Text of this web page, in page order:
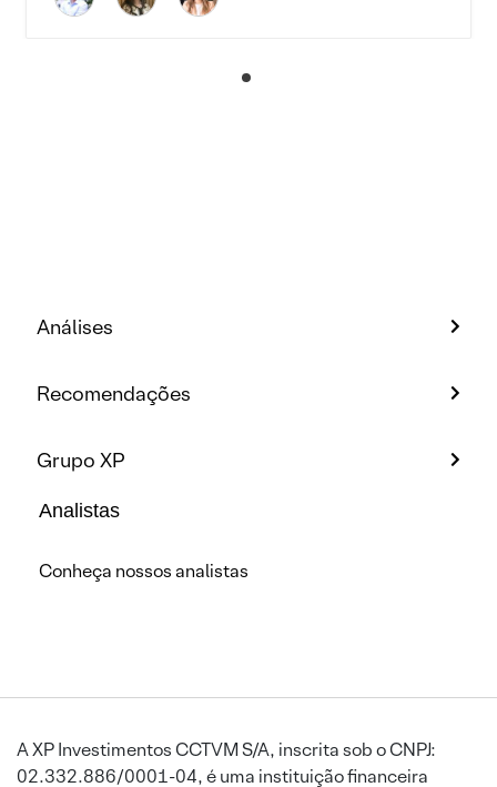
Análises
Recomendações
Grupo XP
Analistas
Conheça nossos analistas
A XP Investimentos CCTVM S/A, inscrita sob o CNPJ:
02.332.886/0001-04, é uma instituição financeira